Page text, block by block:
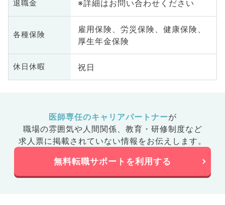
退職金 ※詳細はお問い合わせください
各種保険
雇用保険、労災保険、健康保険、
厚生年金保険
休日休暇 祝日
医師専任のキャリアパートナーが
職場の雰囲気や人間関係、 教育・研修制度など
求人票に掲載されていない情報をお伝えします。
無料転職サポートを利用する